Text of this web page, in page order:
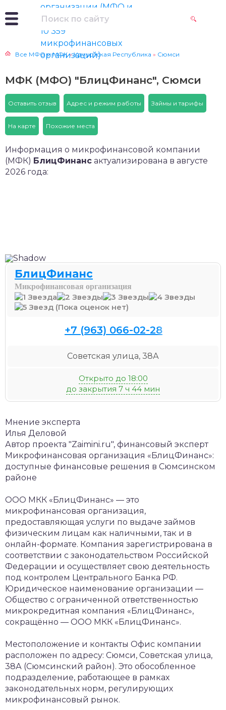
Все МФО и МФК » Удмуртская Республика » Сюмси
МФК (МФО) "БлицФинанс", Сюмси
Оставить отзыв Адрес и режим работы Займы и тарифы
На карте Похожие места
Информация о микрофинансовой компании
(МФК) БлицФинанс актуализирована в августе
2026 года:
БлицФинанс
Микрофинансовая организация
(Пока оценок нет)
+7 (963) 066-02-28
Советская улица, 38А
Открыто до 18:00
до закрытия 7 ч 44 мин
Мнение эксперта
Илья Деловой
Автор проекта "Zaimini.ru", финансовый эксперт
Микрофинансовая организация «БлицФинанс»:
доступные финансовые решения в Сюмсинском
районе
ООО МКК «БлицФинанс» — это
микрофинансовая организация,
предоставляющая услуги по выдаче займов
физическим лицам как наличными, так и в
онлайн-формате. Компания зарегистрирована в
соответствии с законодательством Российской
Федерации и осуществляет свою деятельность
под контролем Центрального Банка РФ.
Юридическое наименование организации —
Общество с ограниченной ответственностью
микрокредитная компания «БлицФинанс»,
сокращённо — ООО МКК «БлицФинанс».
Местоположение и контакты Офис компании
расположен по адресу: Сюмси, Советская улица,
38А (Сюмсинский район). Это обособленное
подразделение, работающее в рамках
законодательных норм, регулирующих
микрофинансовый рынок.